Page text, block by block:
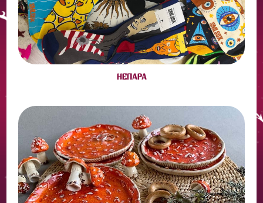
НЕПАРА